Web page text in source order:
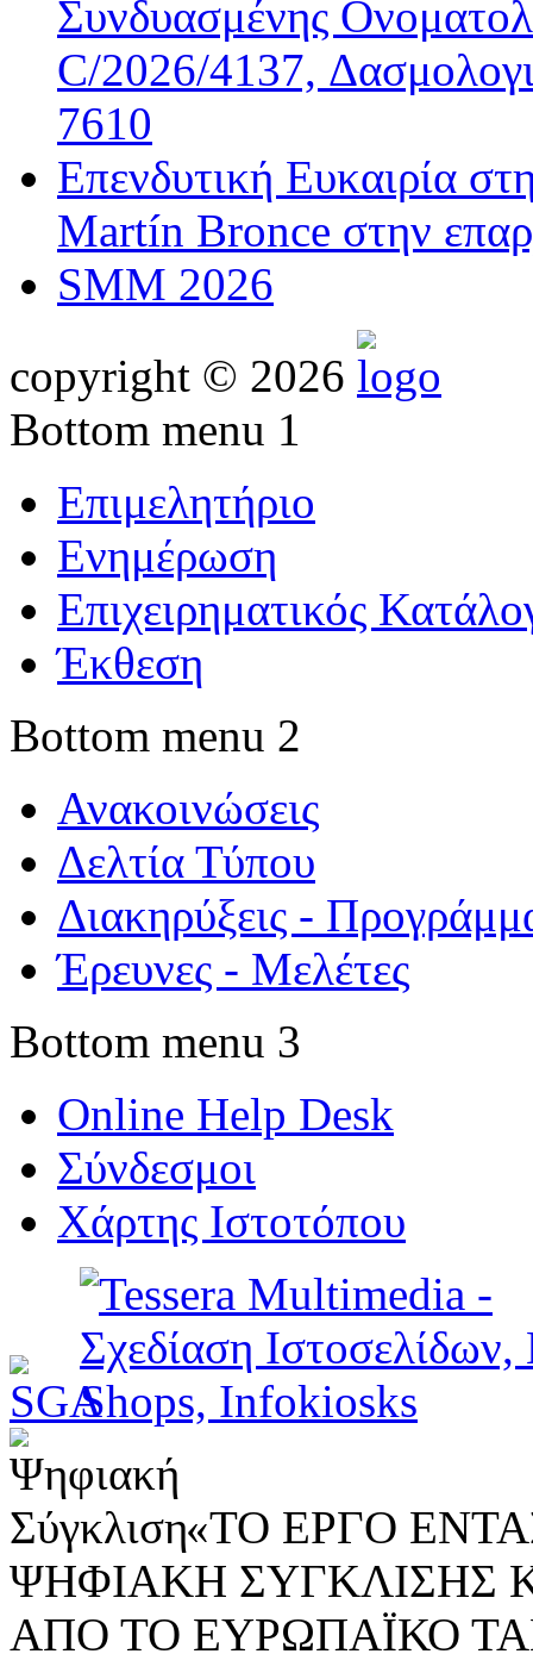
Συνδυασμένης
C/2026/4137,
7610
Επενδυτική Ευκαιρία
Martín Bronce στην
SMM 2026
copyright © 2026
Bottom menu 1
Επιμελητήριο
Ενημέρωση
Επιχειρηματικός
Έκθεση
Bottom menu 2
Ανακοινώσεις
Δελτία Τύπου
Διακηρύξεις -
Έρευνες - Μελέτες
Bottom menu 3
Online Help Desk
Σύνδεσμοι
Χάρτης Ιστοτόπου
«ΤΟ ΕΡΓΟ
ΨΗΦΙΑΚΗ ΣΥΓΚΛΙΣΗΣ
ΑΠΟ ΤΟ ΕΥΡΩΠΑΪΚΟ